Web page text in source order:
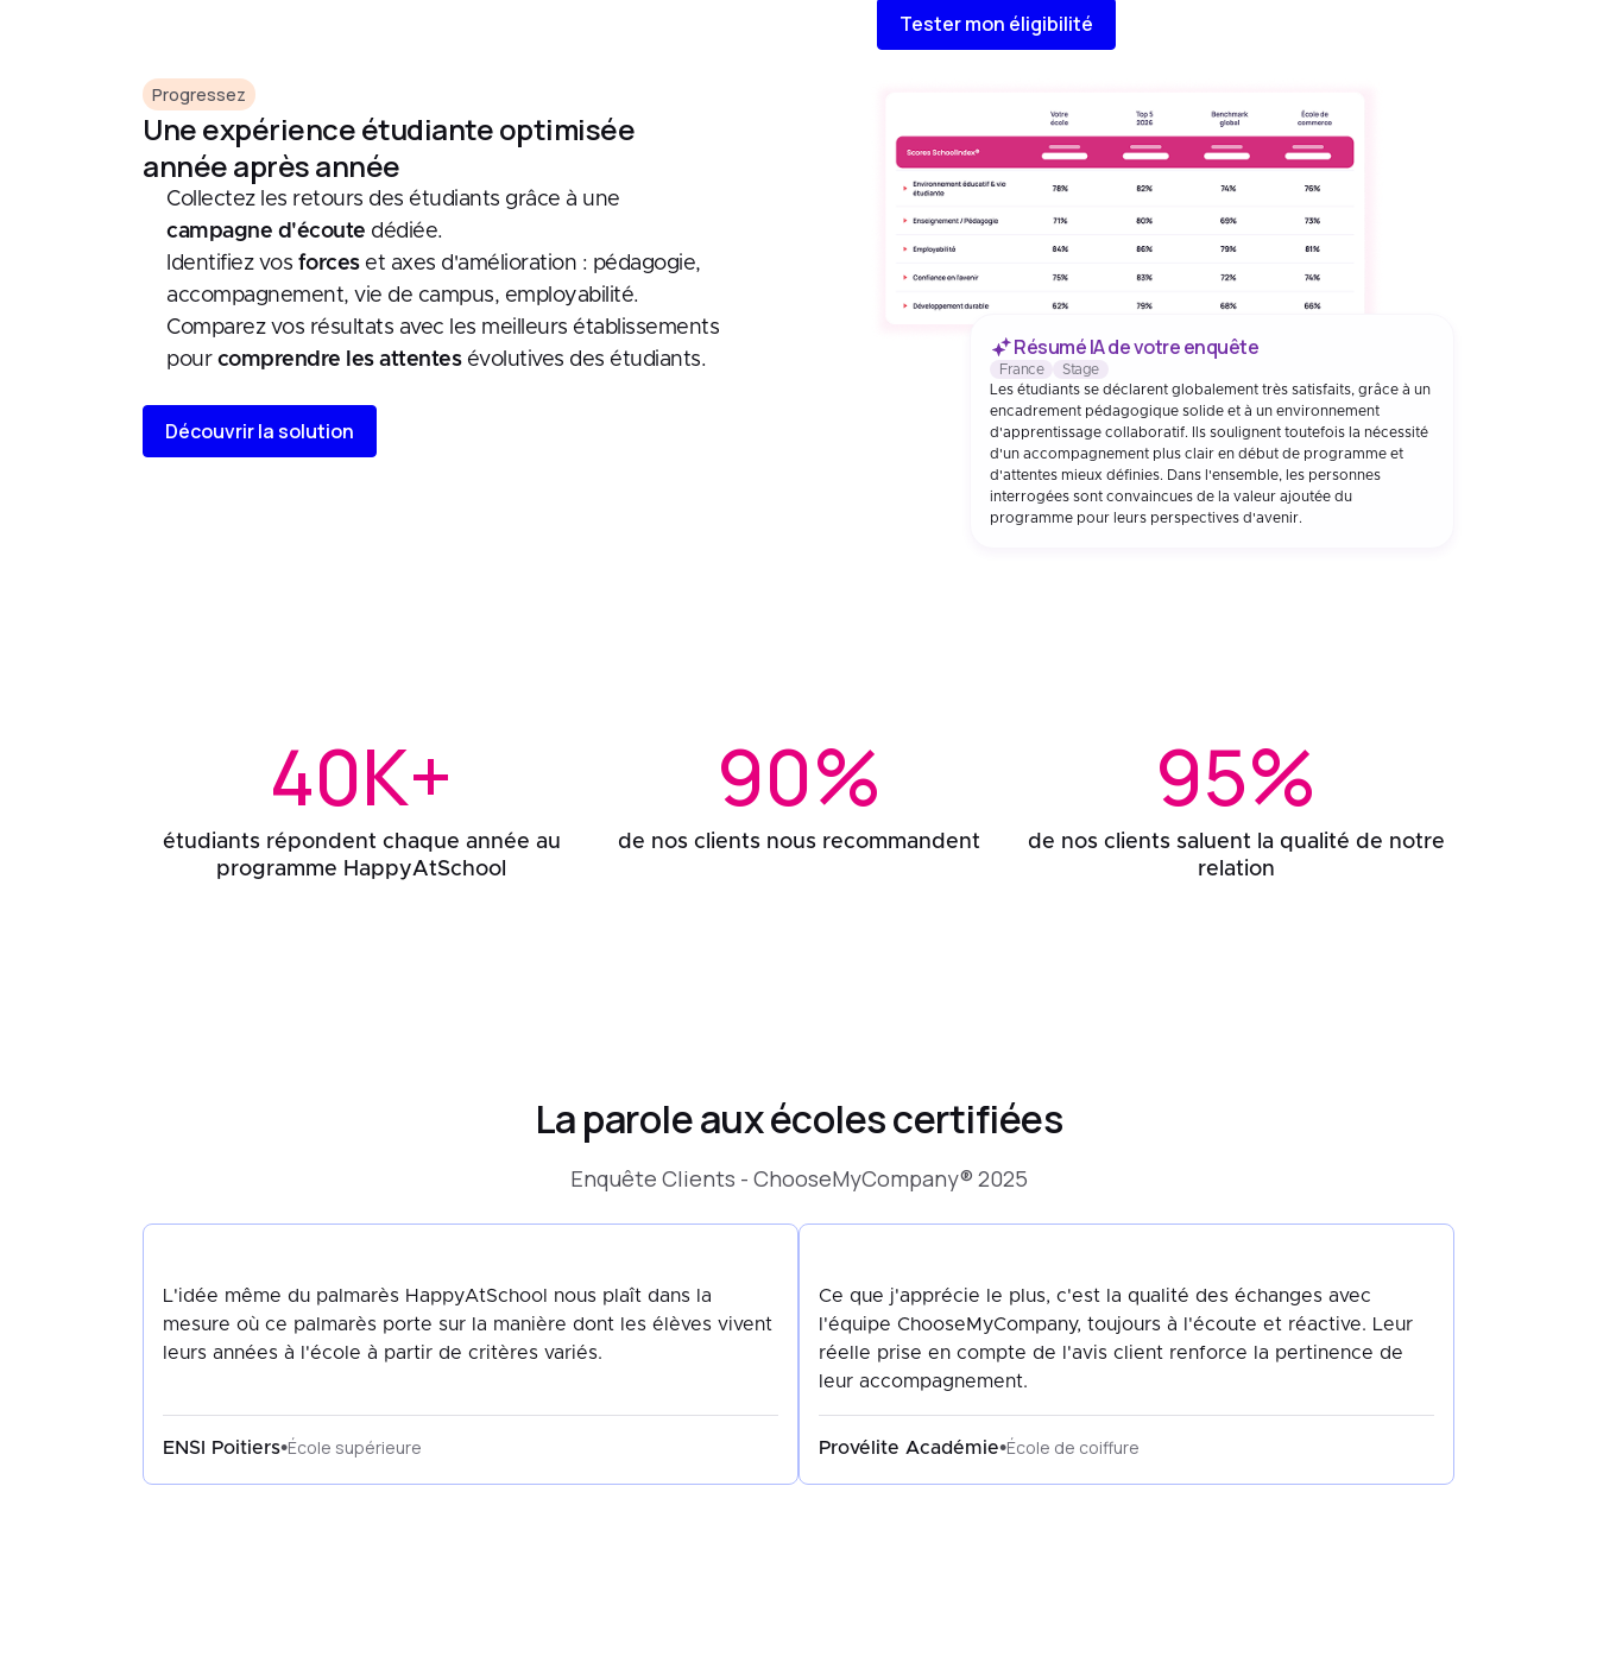
Tester mon éligibilité
Progressez
Une expérience étudiante optimisée
année après année
Collectez les retours des étudiants grâce à une
campagne d'écoute dédiée.
Identifiez vos forceset axes d'amélioration : pédagogie,
accompagnement, vie de campus, employabilité.
Comparez vos résultats avec les meilleurs établissements
pour comprendre les attentesévolutives des étudiants. Résumé IA de votre enquête
France
Stage
Les étudiants se déclarent globalement très satisfaits, grâce à un
encadrement pédagogique solide et à un environnement
d'apprentissage collaboratif. Ils soulignent toutefois la nécessité
d'un accompagnement plus clair en début de programme et
d'attentes mieux définies. Dans l'ensemble, les personnes
interrogées sont convaincues de la valeur ajoutée du
programme pour leurs perspectives d'avenir.
Découvrir la solution
40K+
étudiants répondent chaque année au
programme HappyAtSchool
90%
de nos clients nous recommandent
95%
de nos clients saluent la qualité de notre
relation
La parole aux écoles certifiées
Enquête Clients - ChooseMyCompany® 2025
L'idée même du palmarès HappyAtSchool nous plaît dans la
mesure où ce palmarès porte sur la manière dont les élèves vivent
leurs années à l'école à partir de critères variés.
ENSI Poitiers•École supérieure
Ce que j'apprécie le plus, c'est la qualité des échanges avec
l'équipe ChooseMyCompany, toujours à l'écoute et réactive. Leur
réelle prise en compte de l'avis client renforce la pertinence de
leur accompagnement.
Provélite Académie•École de coiffure